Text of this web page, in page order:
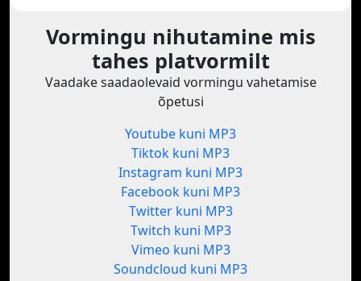
Vormingu nihutamine mis
tahes platvormilt
Vaadake saadaolevaid vormingu vahetamise
õpetusi
Youtube kuni MP3
Tiktok kuni MP3
Instagram kuni MP3
Facebook kuni MP3
Twitter kuni MP3
Twitch kuni MP3
Vimeo kuni MP3
Soundcloud kuni MP3